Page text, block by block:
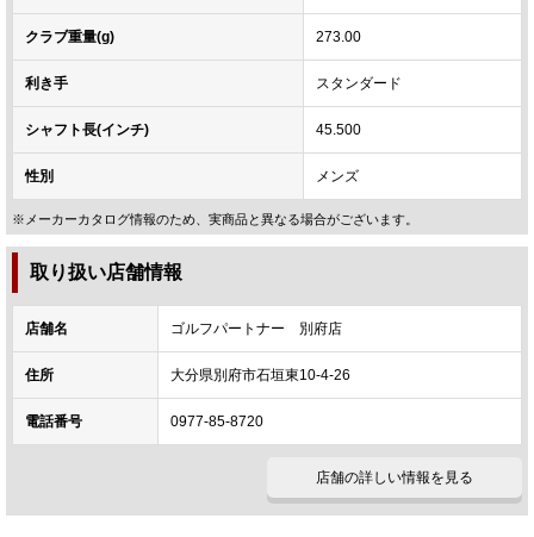
クラブ重量(g) 273.00
利き手 スタンダード
シャフト長(インチ) 45.500
性別 メンズ
※メーカーカタログ情報のため、実商品と異なる場合がございます。
取り扱い店舗情報
店舗名 ゴルフパートナー 別府店
住所 大分県別府市石垣東10-4-26
電話番号 0977-85-8720
店舗の詳しい情報を見る